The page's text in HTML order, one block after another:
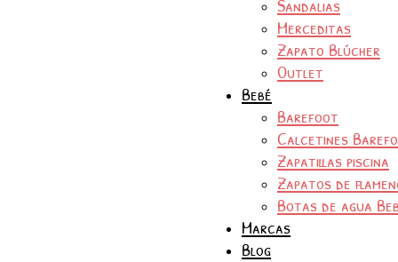
Merceditas
Zapato Blúcher
Outlet
Bebé
Barefoot
Calcetines
Zapatillas piscina
Zapatos de
Botas de agua
Marcas
Blog